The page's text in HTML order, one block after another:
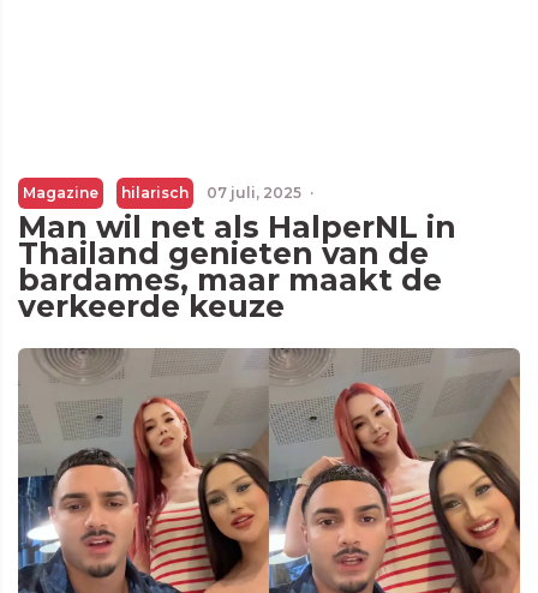
Magazine hilarisch 07 juli, 2025 ·
Man wil net als HalperNL in
Thailand genieten van de
bardames, maar maakt de
verkeerde keuze